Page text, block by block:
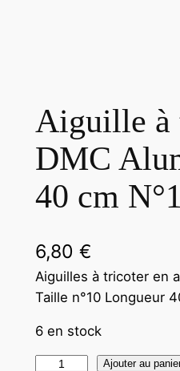
Aiguille à
DMC
40 cm
6,80 €
Aiguilles à tricoter en
Taille n°10 Longueur
6 en stock
Ajouter au